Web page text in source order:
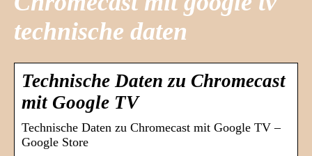
technische daten
Technische Daten zu Chromecast
mit Google TV
Technische Daten zu Chromecast mit Google TV –
Google Store